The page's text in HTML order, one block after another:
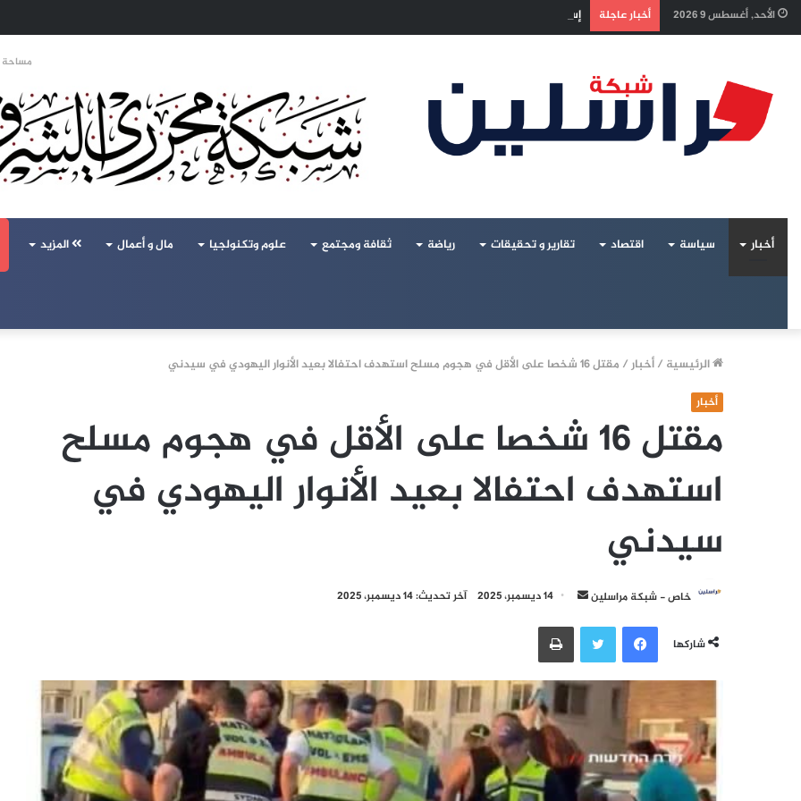
الأحد, أغسطس 9 2026 أخبار عاجلة إسرائيل تراقب «اتفاق مكة» بقلق.. تحالف تركيا والسعودية وباكستان يفتح أسئلة جديدة حول ميزان القوى الإقليمي
مساحة
أخبار سياسة اقتصاد تقارير و تحقيقات رياضة ثقافة ومجتمع علوم وتكنولجيا مال و أعمال المزيد
الرئيسية /أخبار/ مقتل 16 شخصا على الأقل في هجوم مسلح استهدف احتفالا بعيد الأنوار اليهودي في سيدني
أخبار
مقتل 16 شخصا على الأقل في هجوم مسلح
استهدف احتفالا بعيد الأنوار اليهودي في
سيدني
خاص - شبكة مراسلين
أرسل
إلكترونيا
14 ديسمبر، 2025 آخر تحديث: 14 ديسمبر، 2025
شاركها
فيسبوكتويتر طباعة